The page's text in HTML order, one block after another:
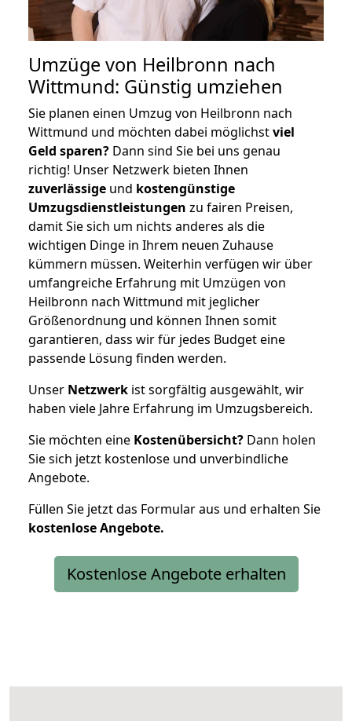
Umzüge von Heilbronn nach
Wittmund: Günstig umziehen
Sie planen einen Umzug von Heilbronn nach
Wittmund und möchten dabei möglichstviel
Geld sparen? Dann sind Sie bei uns genau
richtig! Unser Netzwerk bieten Ihnen
zuverlässige und kostengünstige
Umzugsdienstleistungen zu fairen Preisen,
damit Sie sich um nichts anderes als die
wichtigen Dinge in Ihrem neuen Zuhause
kümmern müssen. Weiterhin verfügen wir über
umfangreiche Erfahrung mit Umzügen von
Heilbronn nach Wittmund mit jeglicher
Größenordnung und können Ihnen somit
garantieren, dass wir für jedes Budget eine
passende Lösung finden werden.
Unser Netzwerk ist sorgfältig ausgewählt, wir
haben viele Jahre Erfahrung im Umzugsbereich.
Sie möchten eine Kostenübersicht? Dann holen
Sie sich jetzt kostenlose und unverbindliche
Angebote.
Füllen Sie jetzt das Formular aus und erhalten Sie
kostenloseAngebote.
Kostenlose Angebote erhalten